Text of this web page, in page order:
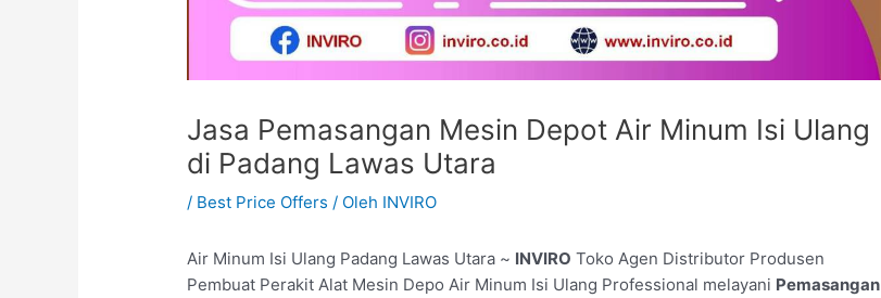
Jasa Pemasangan Mesin Depot Air Minum Isi Ulang
di Padang Lawas Utara
/ Best Price Offers / Oleh INVIRO
Air Minum Isi Ulang Padang Lawas Utara ~ INVIRO Toko Agen Distributor Produsen
Pembuat Perakit Alat Mesin Depo Air Minum Isi Ulang Professional melayani Pemasangan